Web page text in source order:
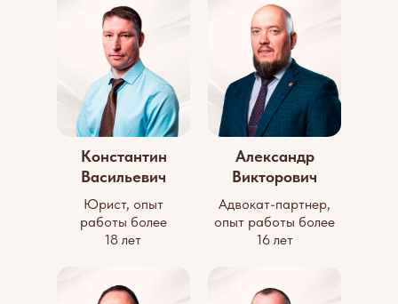
Константин
Васильевич
Юрист, опыт
работы более
18 лет
Александр
Викторович
Адвокат-партнер,
опыт работы более
16 лет